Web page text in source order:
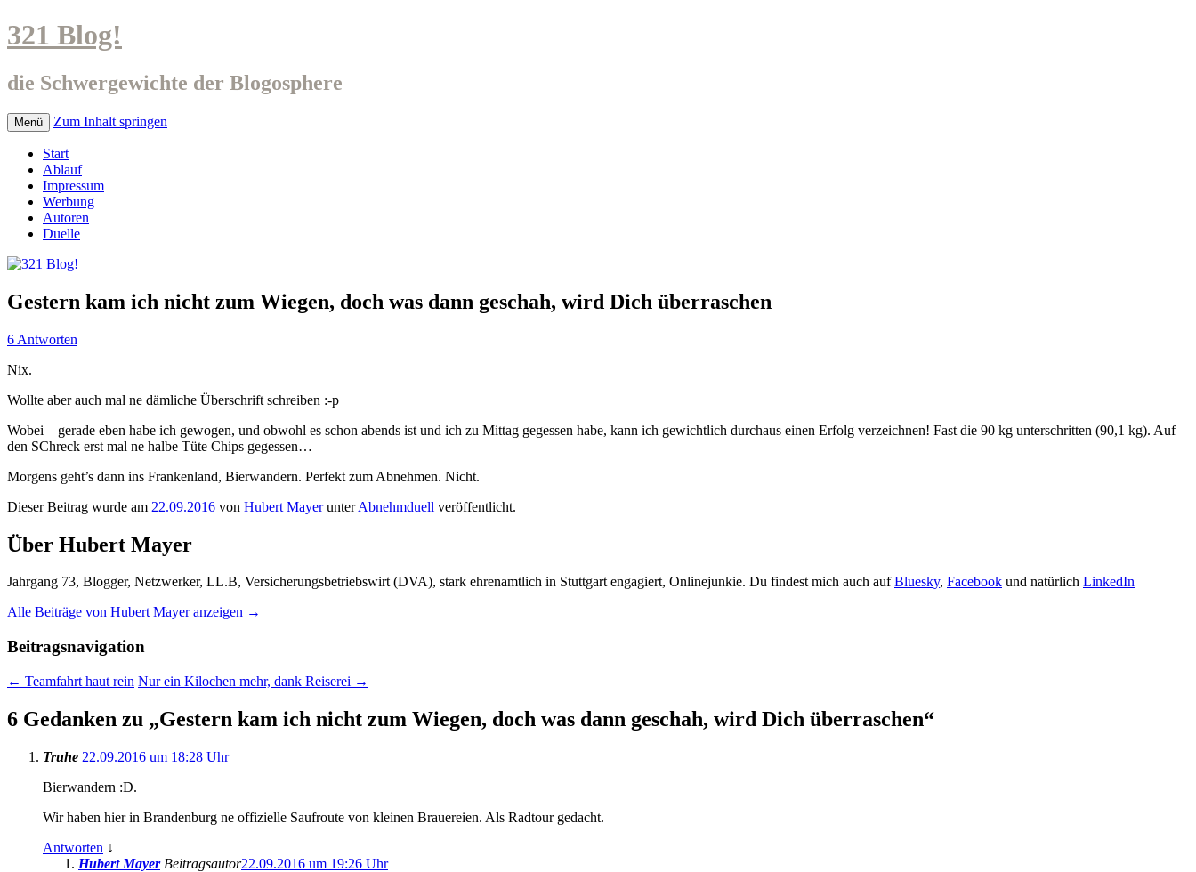
321 Blog!
die Schwergewichte der Blogosphere
Menü Zum Inhalt springen
Start
Ablauf
Impressum
Werbung
Autoren
Duelle
Gestern kam ich nicht zum Wiegen, doch was dann geschah, wird Dich überraschen
6 Antworten
Nix.
Wollte aber auch mal ne dämliche Überschrift schreiben :-p
Wobei – gerade eben habe ich gewogen, und obwohl es schon abends ist und ich zu Mittag gegessen habe, kann ich gewichtlich durchaus einen Erfolg verzeichnen! Fast die 90 kg unterschritten (90,1 kg). Auf
den SChreck erst mal ne halbe Tüte Chips gegessen…
Morgens geht’s dann ins Frankenland, Bierwandern. Perfekt zum Abnehmen. Nicht.
Dieser Beitrag wurde am 22.09.2016 von Hubert MayerunterAbnehmduell veröffentlicht.
Über Hubert Mayer
Jahrgang 73, Blogger, Netzwerker, LL.B, Versicherungsbetriebswirt (DVA), stark ehrenamtlich in Stuttgart engagiert, Onlinejunkie. Du findest mich auch aufBluesky, Facebook und natürlich LinkedIn
Alle Beiträge von Hubert Mayer anzeigen →
Beitragsnavigation
← Teamfahrt haut rein Nur ein Kilochen mehr, dank Reiserei →
6 Gedanken zu „Gestern kam ich nicht zum Wiegen, doch was dann geschah, wird Dich überraschen“
Truhe 22.09.2016 um 18:28 Uhr
Bierwandern :D.
Wir haben hier in Brandenburg ne offizielle Saufroute von kleinen Brauereien. Als Radtour gedacht.
Antworten ↓
Hubert Mayer Beitragsautor22.09.2016 um 19:26 Uhr